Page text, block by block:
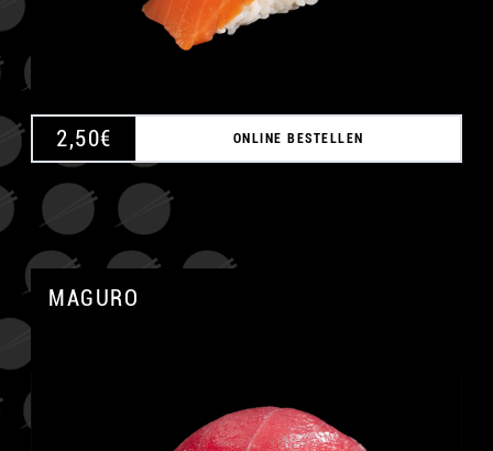
2,50€ ONLINE BESTELLEN
MAGURO